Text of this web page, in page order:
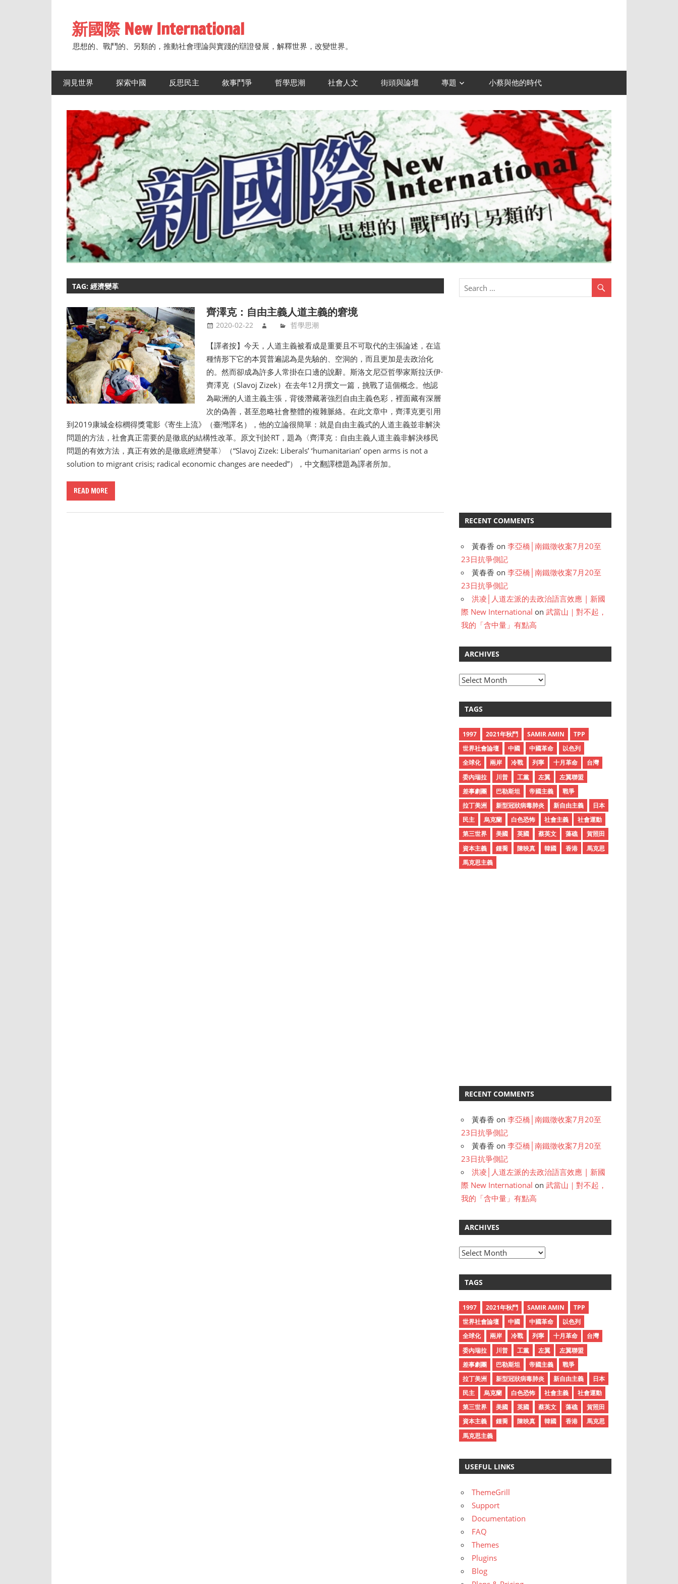
content新國際 New International
思想的、戰鬥的、另類的，推動社會理論與實踐的辯證發展，解釋世界，改變世界。
洞見世界 探索中國 反思民主 敘事鬥爭 哲學思潮 社會人文 街頭與論壇 專題 小蔡與他的時代
TAG: 經濟變革
齊澤克：自由主義人道主義的窘境
2020-02-22 哲學思潮
【譯者按】今天，人道主義被看成是重要且不可取代的主張論述，在這
種情形下它的本質普遍認為是先驗的、空洞的，而且更加是去政治化
的。然而卻成為許多人常掛在口邊的說辭。斯洛文尼亞哲學家斯拉沃伊·
齊澤克（Slavoj Zizek）在去年12月撰文一篇，挑戰了這個概念。他認
為歐洲的人道主義主張，背後潛藏著強烈自由主義色彩，裡面藏有深層
次的偽善，甚至忽略社會整體的複雜脈絡。在此文章中，齊澤克更引用
到2019康城金棕櫚得獎電影《寄生上流》（臺灣譯名），他的立論很簡單：就是自由主義式的人道主義並非解決
問題的方法，社會真正需要的是徹底的結構性改革。原文刊於RT，題為〈齊澤克：自由主義人道主義非解決移民
問題的有效方法，真正有效的是徹底經濟變革〉（“Slavoj Zizek: Liberals’ ‘humanitarian’ open arms is not a
solution to migrant crisis; radical economic changes are needed”），中文翻譯標題為譯者所加。
READ MORE
RECENT COMMENTS
黃春香 on李亞橋│南鐵徵收案7月20至
23日抗爭側記
黃春香 on李亞橋│南鐵徵收案7月20至
23日抗爭側記
洪凌│人道左派的去政治語言效應 | 新國
際 New International on武當山｜對不起，
我的「含中量」有點高
ARCHIVES
A
h
v
e
s
TAGS
1997 2021年秋鬥 SAMIR AMIN
TPP
世界社會論壇
中國 中國革命
以色列
全球化
兩岸 冷戰 列寧 十月革命
台灣
委內瑞拉
川普 工黨 左翼
左翼聯盟
差事劇團
巴勒斯坦 帝國主義
戰爭
拉丁美洲
新型冠狀病毒肺炎 新自由主義
日本
民主
烏克蘭 白色恐怖 社會主義
社會運動
第三世界
美國 英國 蔡英文 藻礁
賀照田
資本主義
鍾喬 陳映真 韓國 香港
馬克思
馬克思主義
RECENT COMMENTS
黃春香 on李亞橋│南鐵徵收案7月20至
23日抗爭側記
黃春香 on李亞橋│南鐵徵收案7月20至
23日抗爭側記
洪凌│人道左派的去政治語言效應 | 新國
際 New International on武當山｜對不起，
我的「含中量」有點高
ARCHIVES
A
h
v
e
s
TAGS
1997 2021年秋鬥 SAMIR AMIN
TPP
世界社會論壇
中國 中國革命
以色列
全球化
兩岸 冷戰 列寧 十月革命
台灣
委內瑞拉
川普 工黨 左翼
左翼聯盟
差事劇團
巴勒斯坦 帝國主義
戰爭
拉丁美洲
新型冠狀病毒肺炎 新自由主義
日本
民主
烏克蘭 白色恐怖 社會主義
社會運動
第三世界
美國 英國 蔡英文 藻礁
賀照田
資本主義
鍾喬 陳映真 韓國 香港
馬克思
馬克思主義
USEFUL LINKS
ThemeGrill
Support
Documentation
FAQ
Themes
Plugins
Blog